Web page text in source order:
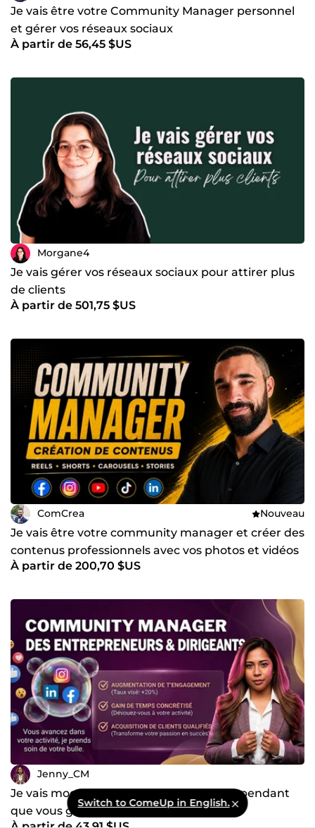
Je vais être votre Community Manager personnel
et gérer vos réseaux sociaux
À partir de 56,45 $US
Morgane4
Je vais gérer vos réseaux sociaux pour attirer plus
de clients
À partir de 501,75 $US
ComCrea Nouveau
Je vais être votre community manager et créer des
contenus professionnels avec vos photos et vidéos
À partir de 200,70 $US
Jenny_CM
Je vais moccuper de votre bulle digitale pendant
que vous gérez vos clients
Switch to ComeUp in English.